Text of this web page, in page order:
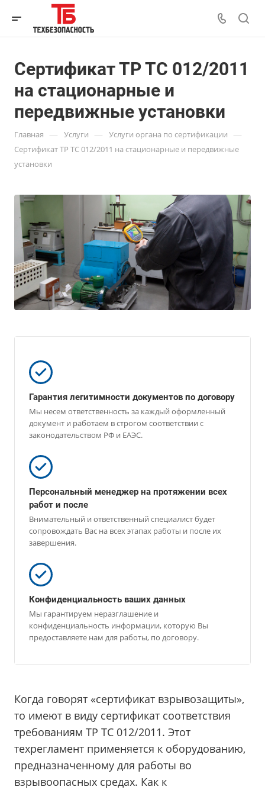
Сертификат ТР ТС 012/2011
на стационарные и
передвижные установки
Главная — Услуги — Услуги органа по сертификации —
Сертификат ТР ТС 012/2011 на стационарные и передвижные
установки
Гарантия легитимности документов по договору
Мы несем ответственность за каждый оформленный
документ и работаем в строгом соответствии с
законодательством РФ и ЕАЭС.
Персональный менеджер на протяжении всех
работ и после
Внимательный и ответственный специалист будет
сопровождать Вас на всех этапах работы и после их
завершения.
Конфиденциальность ваших данных
Мы гарантируем неразглашение и
конфиденциальность информации, которую Вы
предоставляете нам для работы, по договору.
Когда говорят «сертификат взрывозащиты»,
то имеют в виду сертификат соответствия
требованиям ТР ТС 012/2011. Этот
техрегламент применяется к оборудованию,
предназначенному для работы во
взрывоопасных средах. Как к